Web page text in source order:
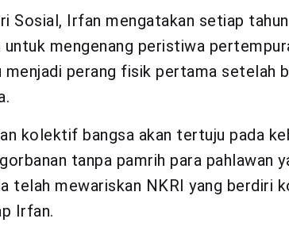
Sosial, Irfan mengatakan setiap
mengenang peristiwa
perang fisik pertama setelah
kolektif bangsa akan tertuju pada
tanpa pamrih para pahlawan
telah mewariskan NKRI yang berdiri
Irfan.